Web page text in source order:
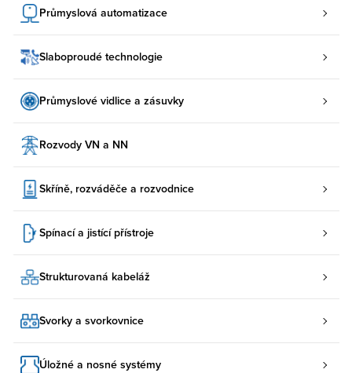
Průmyslová automatizace
Slaboproudé technologie
Průmyslové vidlice a zásuvky
Rozvody VN a NN
Skříně, rozváděče a rozvodnice
Spínací a jistící přístroje
Strukturovaná kabeláž
Svorky a svorkovnice
Úložné a nosné systémy